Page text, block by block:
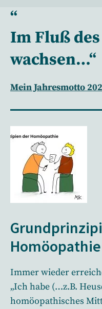
Im Fluß
wachsen…“
Mein Jahresmotto
Homöopathie
Immer wieder
„Ich habe (…z.B.
homöopathisches